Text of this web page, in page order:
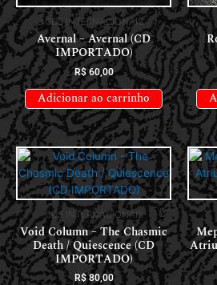
CDS INTERNACIONAIS
Avernal – Avernal (CD
IMPORTADO)
R$60,00
Adicionar ao carrinho
CDS INTERNACIONAIS
Void Column – The Chasmic
Death / Quiescence (CD
IMPORTADO)
R$80,00